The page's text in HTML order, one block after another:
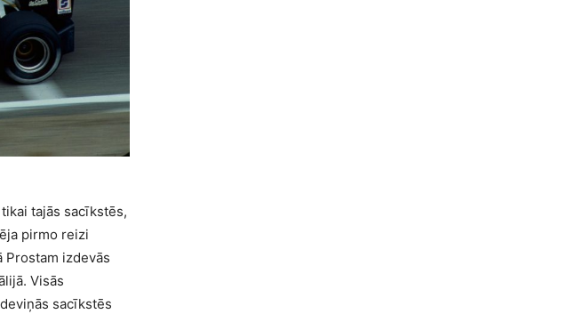
tajās sacīkstēs,
pirmo reizi
Prostam izdevās
Visās
sacīkstēs